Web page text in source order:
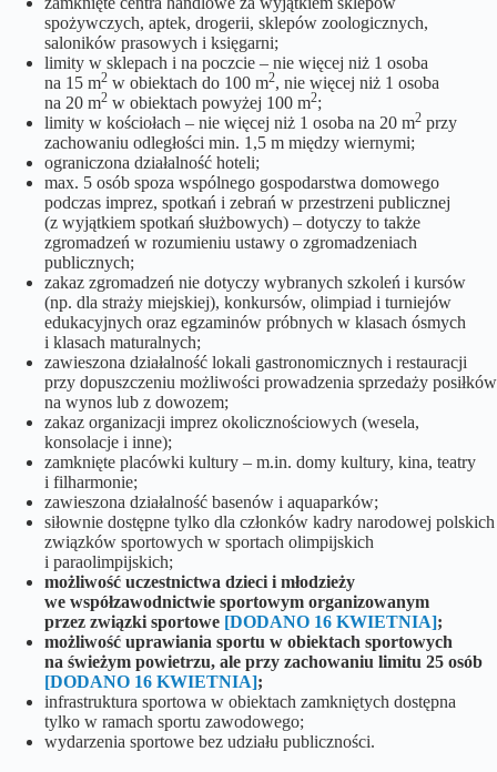
spożywczych, aptek, drogerii, sklepów zoologicznych,
saloników prasowych i księgarni;
limity w sklepach i na poczcie – nie więcej niż 1 osoba
na 15 m2 w obiektach do 100 m2, nie więcej niż 1 osoba
na 20 m2 w obiektach powyżej 100 m2;
limity w kościołach – nie więcej niż 1 osoba na 20 m2 przy
zachowaniu odległości min. 1,5 m między wiernymi;
ograniczona działalność hoteli;
max. 5 osób spoza wspólnego gospodarstwa domowego
podczas imprez, spotkań i zebrań w przestrzeni publicznej
(z wyjątkiem spotkań służbowych) – dotyczy to także
zgromadzeń w rozumieniu ustawy o zgromadzeniach
publicznych;
zakaz zgromadzeń nie dotyczy wybranych szkoleń i kursów
(np. dla straży miejskiej), konkursów, olimpiad i turniejów
edukacyjnych oraz egzaminów próbnych w klasach ósmych
i klasach maturalnych;
zawieszona działalność lokali gastronomicznych i restauracji
przy dopuszczeniu możliwości prowadzenia sprzedaży posiłków
na wynos lub z dowozem;
zakaz organizacji imprez okolicznościowych (wesela,
konsolacje i inne);
zamknięte placówki kultury – m.in. domy kultury, kina, teatry
i filharmonie;
zawieszona działalność basenów i aquaparków;
siłownie dostępne tylko dla członków kadry narodowej polskich
związków sportowych w sportach olimpijskich
i paraolimpijskich;
możliwość uczestnictwa dzieci i młodzieży
we współzawodnictwie sportowym organizowanym
przez związki sportowe [DODANO 16 KWIETNIA];
możliwość uprawiania sportu w obiektach sportowych
na świeżym powietrzu, ale przy zachowaniu limitu 25 osób
[DODANO 16 KWIETNIA];
infrastruktura sportowa w obiektach zamkniętych dostępna
tylko w ramach sportu zawodowego;
wydarzenia sportowe bez udziału publiczności.